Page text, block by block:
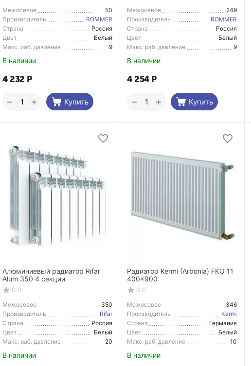
Межосевое
расстояние
50
Производитель
ROMMER
Страна
Производитель
Россия
Цвет
Белый
Макс. раб. давление
9
В наличии
4 232 Р
Купить
+
−
Межосевое
расстояние
249
Производитель
ROMMER
Страна
Производитель
Россия
Цвет
Белый
Макс. раб. давление
9
В наличии
4 254 Р
Купить
+
−
Алюминиевый радиатор Rifar
Alum 350 4 секции
0.0
Межосевое
расстояние
350
Производитель
Rifar
Страна
Производитель
Россия
Цвет
Белый
Макс. раб. давление
20
В наличии
Радиатор Kermi (Arbonia) FKO 11
400x900
0.0
Межосевое
расстояние
346
Производитель
Kermi
(Arbonia)
Страна
Производитель
Германия
Цвет
Белый
Макс. раб. давление
10
В наличии